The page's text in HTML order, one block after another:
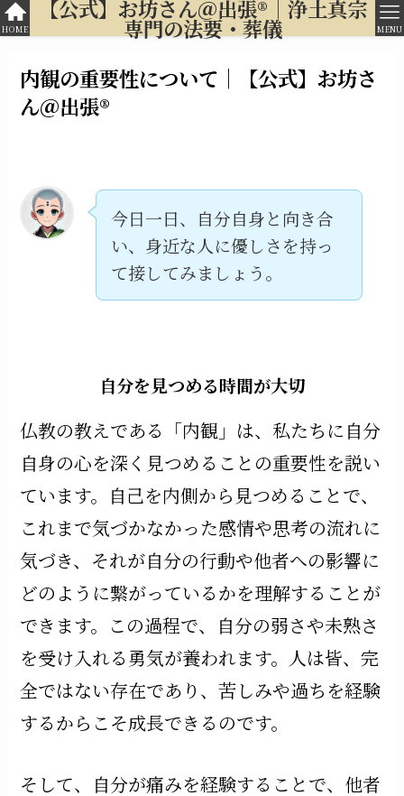
【公式】お坊さん＠出張®︎｜浄土真宗
専門の法要・葬儀
HOME MENU
内観の重要性について｜【公式】お坊さ
ん＠出張®︎
今日一日、自分自身と向き合
い、身近な人に優しさを持っ
て接してみましょう。
自分を見つめる時間が大切
仏教の教えである「内観」は、私たちに自分
自身の心を深く見つめることの重要性を説い
ています。自己を内側から見つめることで、
これまで気づかなかった感情や思考の流れに
気づき、それが自分の行動や他者への影響に
どのように繋がっているかを理解することが
できます。この過程で、自分の弱さや未熟さ
を受け入れる勇気が養われます。人は皆、完
全ではない存在であり、苦しみや過ちを経験
するからこそ成長できるのです。
そして、自分が痛みを経験することで、他者